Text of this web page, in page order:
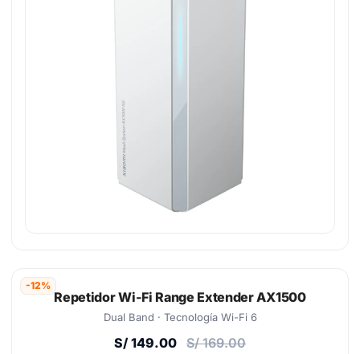
-12%
Repetidor Wi-Fi Range Extender AX1500
Dual Band · Tecnología Wi-Fi 6
S/ 149.00 S/ 169.00